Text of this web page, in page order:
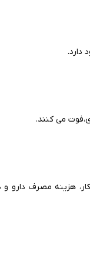
دارد.
می کنند.
هزینه مصرف دارو و